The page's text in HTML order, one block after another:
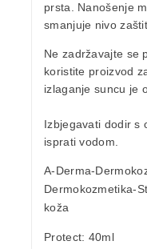
prsta. Nanošenje
smanjuje nivo
Ne zadržavajte se
koristite proizvod
izlaganje suncu je
Izbjegavati dodir s
isprati vodom.
A-Derma-
Dermokozmetika-
koža
Protect: 40ml